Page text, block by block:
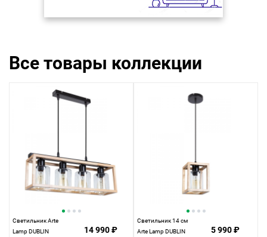
Все товары коллекции
Светильник Arte
Lamp DUBLIN
14 990 ₽
Светильник 14 см
Arte Lamp DUBLIN
5 990 ₽